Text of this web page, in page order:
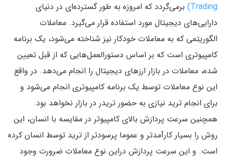
Trading) برمی‌گردد که امروزه به طور گسترده‌ای در دنیای
دارایی‌های دیجیتال مورد استفاده قرار می‌گیرد. معاملات
الگوریتمی که به معاملات خودکار نیز شناخته می‌شود، یک برنامه
کامپیوتری است که بر اساس دستورالعمل‌هایی که از قبل تعیین
شده، معاملات در بازار ارزهای دیجیتال را انجام می‌دهد. در واقع
این نوع معاملات توسط یک برنامه کامپیوتری انجام می‌شود و
برای انجام ترید نیازی به حضور تریدر در بازار نخواهد بود.
همچنین سرعت پردازش بالای کامپیوتر در مقایسه با انسان، این
روش را بسیار کارآمدتر و عموما پرسودتر از ترید توسط انسان کرده
است. و این سرعت پردازش دراین نوع معاملات ضرورت وجود